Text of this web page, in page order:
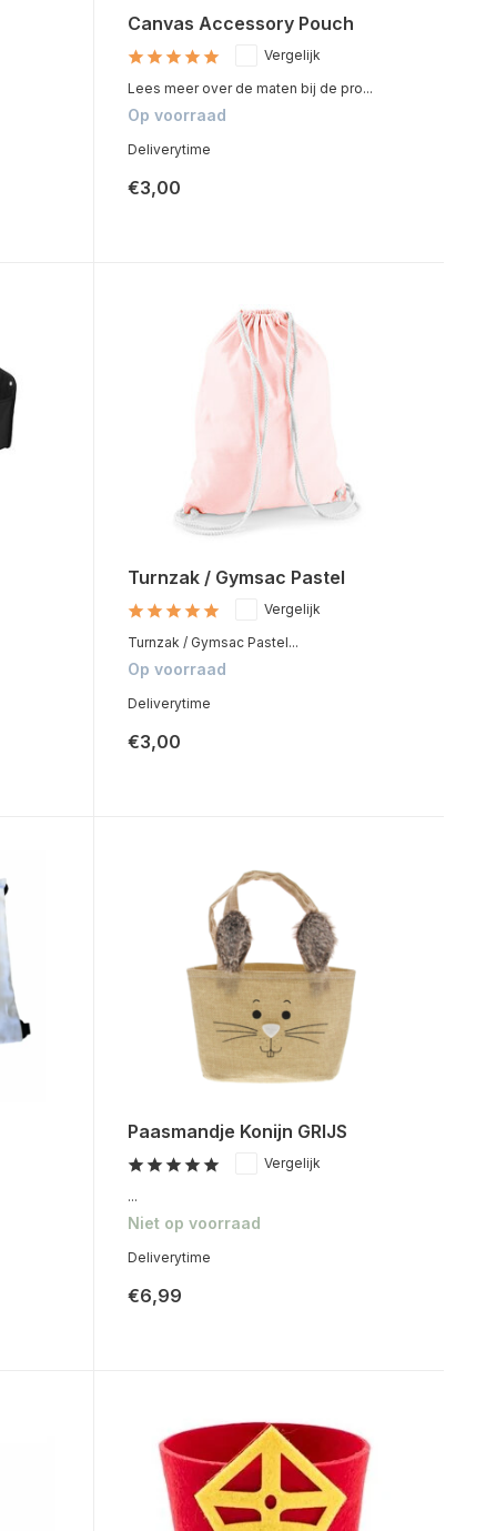
Canvas Accessory Pouch
Vergelijk
Lees meer over de maten bij de pro...
Op voorraad
Deliverytime
€3,00
Turnzak / Gymsac Pastel
Vergelijk
Turnzak / Gymsac Pastel...
Op voorraad
Deliverytime
€3,00
Paasmandje Konijn GRIJS
Vergelijk
...
Niet op voorraad
Deliverytime
€6,99